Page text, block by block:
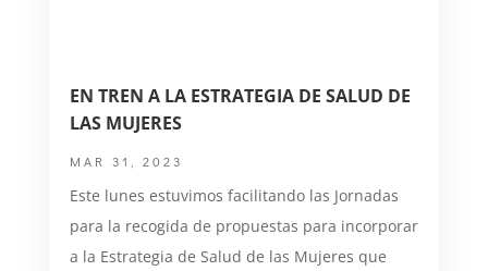
EN TREN A LA ESTRATEGIA DE SALUD DE
LAS MUJERES
MAR 31, 2023
Este lunes estuvimos facilitando las Jornadas
para la recogida de propuestas para incorporar
a la Estrategia de Salud de las Mujeres que